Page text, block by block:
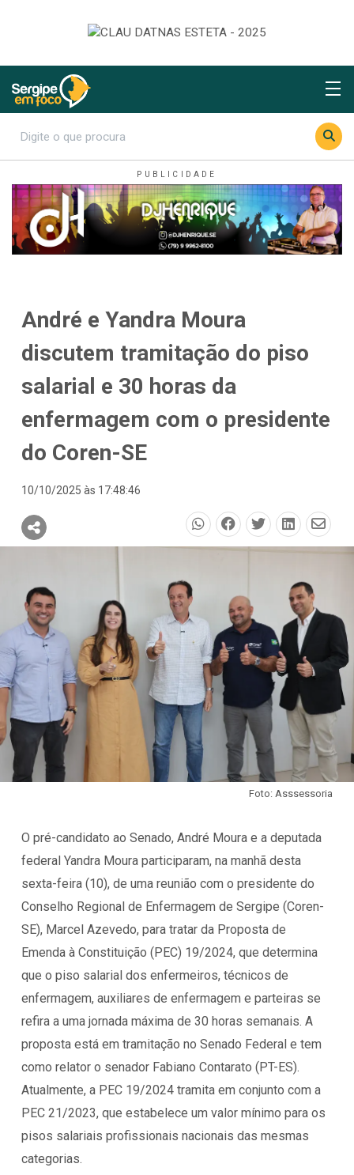
André e Yandra Moura
discutem tramitação do piso
salarial e 30 horas da
enfermagem com o presidente
do Coren-SE
10/10/2025 às 17:48:46
Foto: Asssessoria
O pré-candidato ao Senado, André Moura e a deputada
federal Yandra Moura participaram, na manhã desta
sexta-feira (10), de uma reunião com o presidente do
Conselho Regional de Enfermagem de Sergipe (Coren-
SE), Marcel Azevedo, para tratar da Proposta de
Emenda à Constituição (PEC) 19/2024, que determina
que o piso salarial dos enfermeiros, técnicos de
enfermagem, auxiliares de enfermagem e parteiras se
refira a uma jornada máxima de 30 horas semanais. A
proposta está em tramitação no Senado Federal e tem
como relator o senador Fabiano Contarato (PT-ES).
Atualmente, a PEC 19/2024 tramita em conjunto com a
PEC 21/2023, que estabelece um valor mínimo para os
pisos salariais profissionais nacionais das mesmas
categorias.